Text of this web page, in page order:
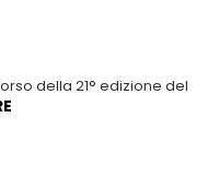
della 21° edizione del